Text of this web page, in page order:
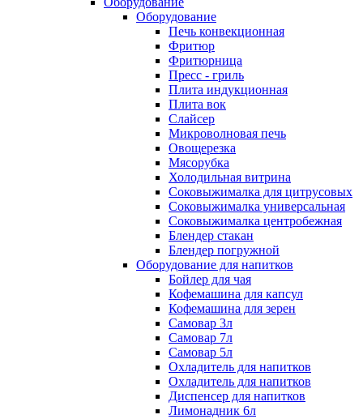
Оборудование
Печь конвекционная
Фритюр
Фритюрница
Пресс - гриль
Плита индукционная
Плита вок
Слайсер
Микроволновая печь
Овощерезка
Мясорубка
Холодильная витрина
Соковыжималка для цитрусовых
Соковыжималка универсальная
Соковыжималка центробежная
Блендер стакан
Блендер погружной
Оборудование для напитков
Бойлер для чая
Кофемашина для капсул
Кофемашина для зерен
Самовар 3л
Самовар 7л
Самовар 5л
Охладитель для напитков
Охладитель для напитков
Диспенсер для напитков
Лимонадник 6л